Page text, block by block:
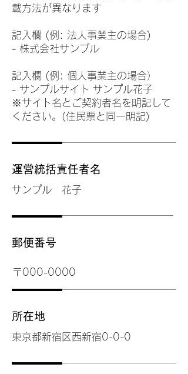
載方法が異なります
記入欄 (例: 法人事業主の場合)
- 株式会社サンプル
記入欄 (例: 個人事業主の場合）
- サンプルサイト サンプル花子
※サイト名とご契約者名を明記して
ください。(住民票と同一明記)
運営統括責任者名
サンプル 花子
郵便番号
〒000-0000
所在地
東京都新宿区西新宿0-0-0